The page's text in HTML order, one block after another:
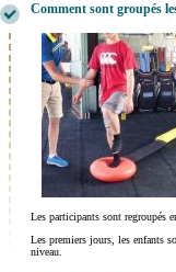
Comment sont groupés
Les participants sont regroupés
Les premiers jours, les enfants
niveau.